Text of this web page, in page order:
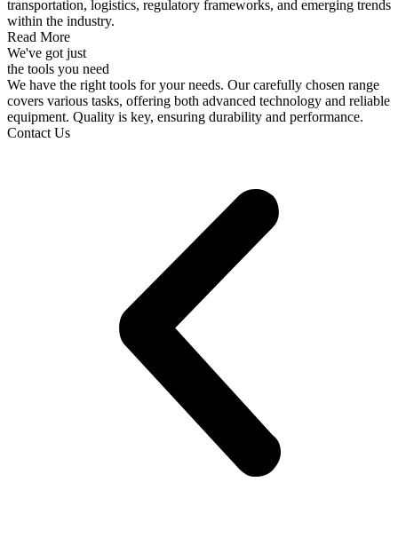
transportation, logistics, regulatory frameworks, and emerging trends
within the industry.
Read More
We've got just
the tools you need
We have the right tools for your needs. Our carefully chosen range
covers various tasks, offering both advanced technology and reliable
equipment. Quality is key, ensuring durability and performance.
Contact Us